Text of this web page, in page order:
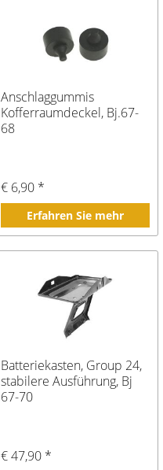
Anschlaggummis
Kofferraumdeckel, Bj.67-
68
€ 6,90 *
Erfahren Sie mehr
Batteriekasten, Group 24,
stabilere Ausführung, Bj
67-70
€ 47,90 *